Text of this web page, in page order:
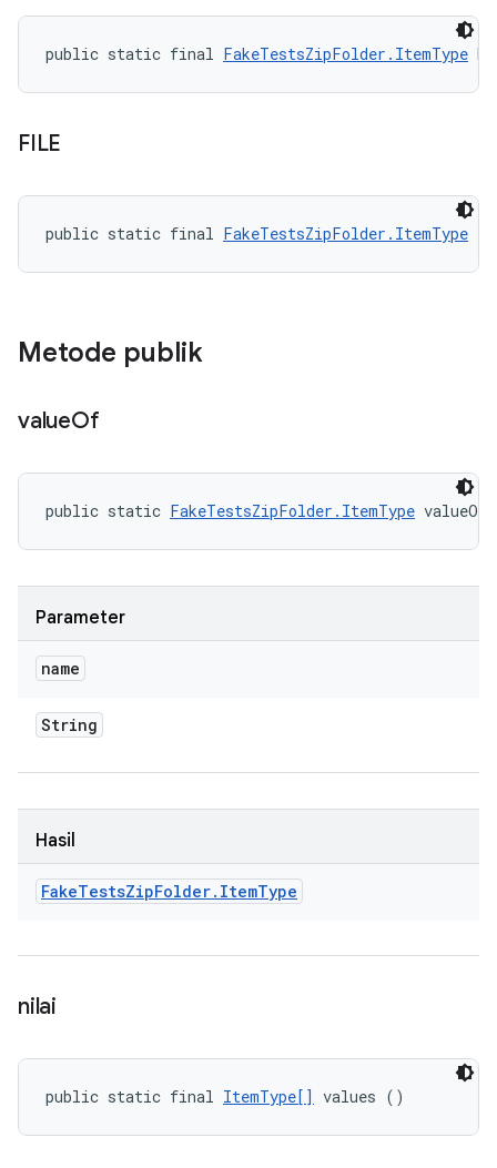
public static final FakeTestsZipFolder.ItemType
FILE
public static final FakeTestsZipFolder.ItemType
Metode publik
valueOf
public static FakeTestsZipFolder.ItemType valueOf
Parameter
name
String
Hasil
FakeTestsZipFolder. ItemType
nilai
public static final ItemType[] values ()